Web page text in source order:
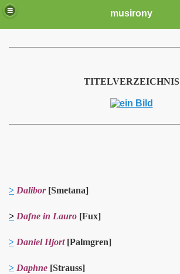
musirony
TITELVERZEICHNIS
> Dalibor [Smetana]
> Dafne in Lauro [Fux]
> Daniel Hjort [Palmgren]
> Daphne [Strauss]